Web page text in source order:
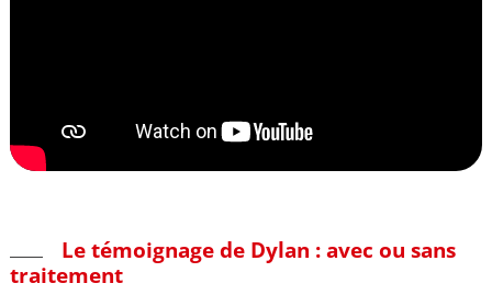
Le témoignage de Dylan : avec ou sans
traitement